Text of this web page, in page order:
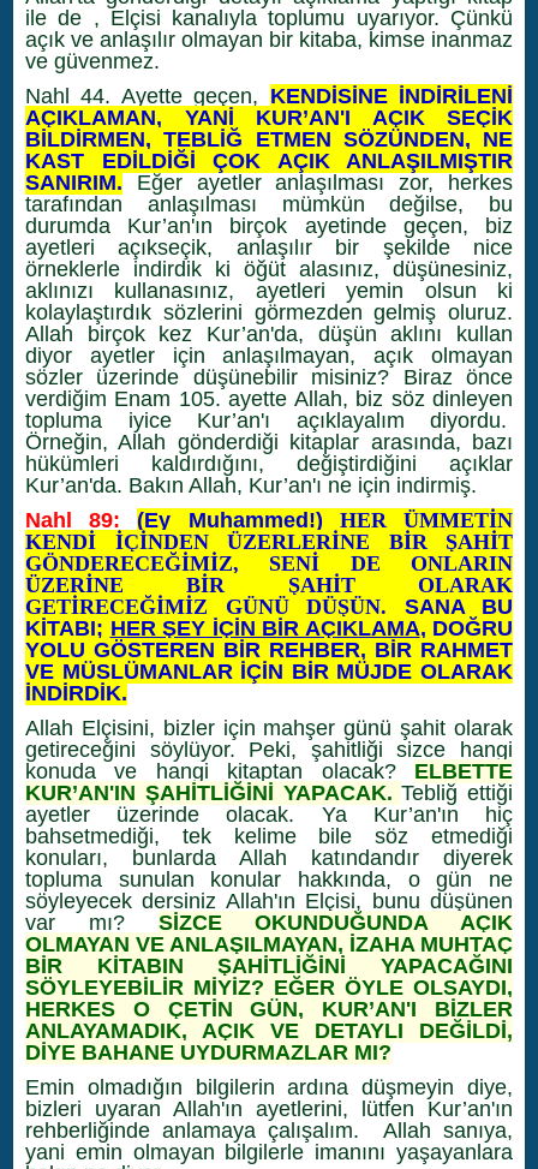
ile de , Elçisi kanalıyla toplumu uyarıyor. Çünkü
açık ve anlaşılır olmayan bir kitaba, kimse inanmaz
ve güvenmez.
Nahl 44. Ayette geçen, KENDİSİNE İNDİRİLENİ
AÇIKLAMAN, YANİ KUR’AN'I AÇIK SEÇİK
BİLDİRMEN, TEBLİĞ ETMEN SÖZÜNDEN, NE
KAST EDİLDİĞİ ÇOK AÇIK ANLAŞILMIŞTIR
SANIRIM. Eğer ayetler anlaşılması zor, herkes
tarafından anlaşılması mümkün değilse, bu
durumda Kur’an'ın birçok ayetinde geçen, biz
ayetleri açıkseçik, anlaşılır bir şekilde nice
örneklerle indirdik ki öğüt alasınız, düşünesiniz,
aklınızı kullanasınız, ayetleri yemin olsun ki
kolaylaştırdık sözlerini görmezden gelmiş oluruz.
Allah birçok kez Kur’an'da, düşün aklını kullan
diyor ayetler için anlaşılmayan, açık olmayan
sözler üzerinde düşünebilir misiniz? Biraz önce
verdiğim Enam 105. ayette Allah, biz söz dinleyen
topluma iyice Kur’an'ı açıklayalım diyordu.
Örneğin, Allah gönderdiği kitaplar arasında, bazı
hükümleri kaldırdığını, değiştirdiğini açıklar
Kur’an'da. Bakın Allah, Kur’an'ı ne için indirmiş.
Nahl 89:
(Ey Muhammed!) HER ÜMMETİN
KENDİ İÇİNDEN ÜZERLERİNE BİR ŞAHİT
GÖNDERECEĞİMİZ, SENİ DE ONLARIN
ÜZERİNE BİR ŞAHİT OLARAK
GETİRECEĞİMİZ GÜNÜ DÜŞÜN. SANA BU
KİTABI; HER ŞEY İÇİN BİR AÇIKLAMA, DOĞRU
YOLU GÖSTEREN BİR REHBER, BİR RAHMET
VE MÜSLÜMANLAR İÇİN BİR MÜJDE OLARAK
İNDİRDİK.
Allah Elçisini, bizler için mahşer günü şahit olarak
getireceğini söylüyor. Peki, şahitliği sizce hangi
konuda ve hangi kitaptan olacak? ELBETTE
KUR’AN'IN ŞAHİTLİĞİNİ YAPACAK.Tebliğ ettiği
ayetler üzerinde olacak. Ya Kur’an'ın hiç
bahsetmediği, tek kelime bile söz etmediği
konuları, bunlarda Allah katındandır diyerek
topluma sunulan konular hakkında, o gün ne
söyleyecek dersiniz Allah'ın Elçisi, bunu düşünen
var mı? SİZCE OKUNDUĞUNDA AÇIK
OLMAYAN VE ANLAŞILMAYAN, İZAHA MUHTAÇ
BİR KİTABIN ŞAHİTLİĞİNİ YAPACAĞINI
SÖYLEYEBİLİR MİYİZ? EĞER ÖYLE OLSAYDI,
HERKES O ÇETİN GÜN, KUR’AN'I BİZLER
ANLAYAMADIK, AÇIK VE DETAYLI DEĞİLDİ,
DİYE BAHANE UYDURMAZLAR MI?
Emin olmadığın bilgilerin ardına düşmeyin diye,
bizleri uyaran Allah'ın ayetlerini, lütfen Kur’an'ın
rehberliğinde anlamaya çalışalım. Allah sanıya,
yani emin olmayan bilgilerle imanını yaşayanlara